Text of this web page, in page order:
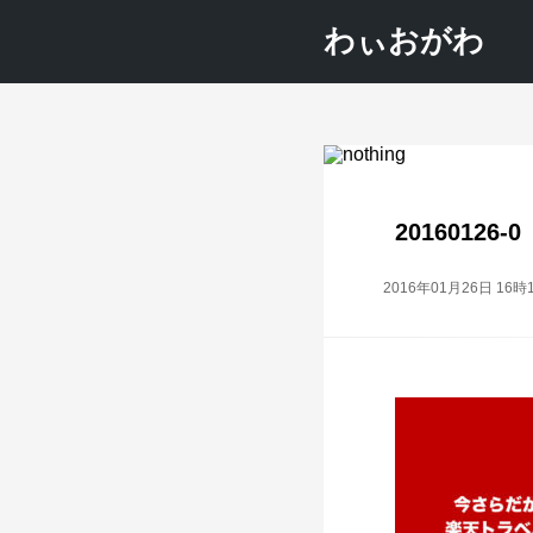
わぃおがわ
20160126-0
2016年01月26日 16時